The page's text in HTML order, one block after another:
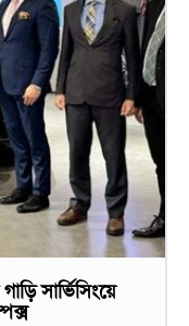
সার্ভিসিংয়ে